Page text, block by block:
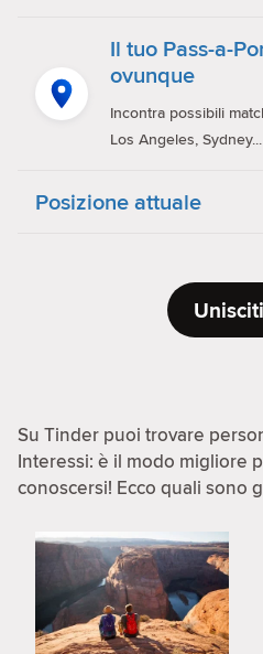
Il tuo Pass-a-
ovunque
Incontra possibili
Los Angeles,
Posizione attuale
Su Tinder puoi trovare
Interessi: è il modo migliore
conoscersi! Ecco quali sono